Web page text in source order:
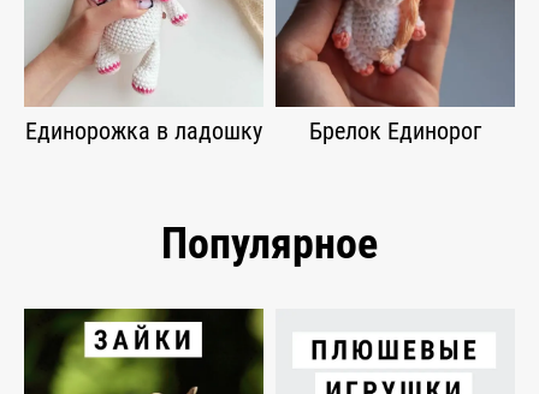
Единорожка в ладошку Брелок Единорог
Популярное